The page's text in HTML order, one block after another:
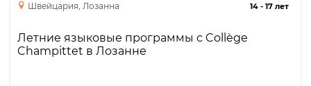
14 - 17 лет
Швейцария, Лозанна
Летние языковые программы с Collège
Champittet в Лозанне